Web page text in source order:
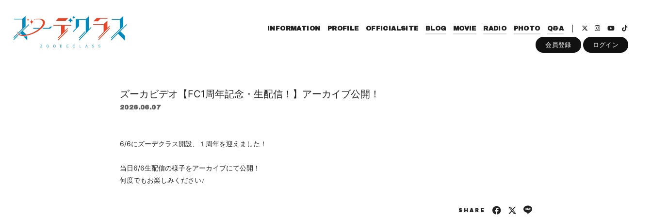
INFORMATION PROFILE OFFICIALSITE BLOG MOVIE RADIO PHOTO Q&A
会員登録 ログイン
ズーカビデオ【FC1周年記念・生配信！】アーカイブ公開！
2026.06.07
6/6にズーデクラス開設、１周年を迎えました！
当日6/6生配信の様子をアーカイブにて公開！
何度でもお楽しみください♪
SHARE